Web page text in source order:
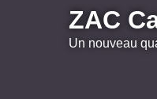
ZAC
Un nouveau